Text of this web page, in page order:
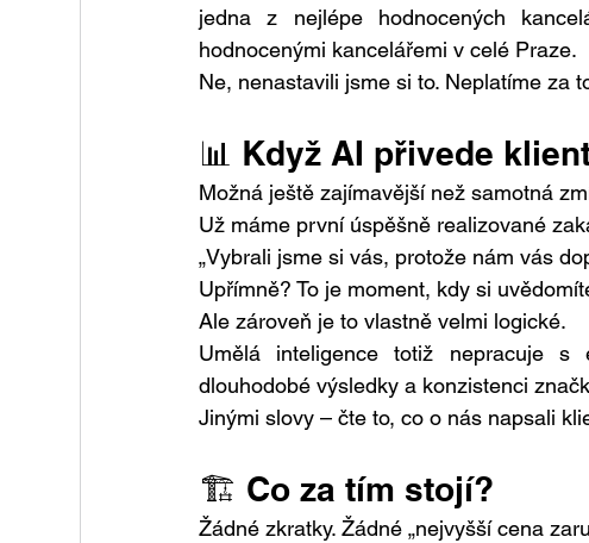
jedna z nejlépe hodnocených
hodnocenými kancelářemi v celé Praze.
Ne, nenastavili jsme si to. Neplatíme za
📊 Když AI přivede
Možná ještě zajímavější než samotná
Už máme první úspěšně realizované
„Vybrali jsme si vás, protože nám vás
Upřímně? To je moment, kdy si
Ale zároveň je to vlastně velmi logické.
Umělá inteligence totiž nepracuje s
dlouhodobé výsledky a konzistenci
Jinými slovy – čte to, co o nás napsali
🏗️ Co za tím stojí?
Žádné zkratky. Žádné „nejvyšší cena